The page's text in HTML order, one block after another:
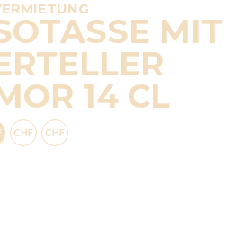
MIT
14 CL